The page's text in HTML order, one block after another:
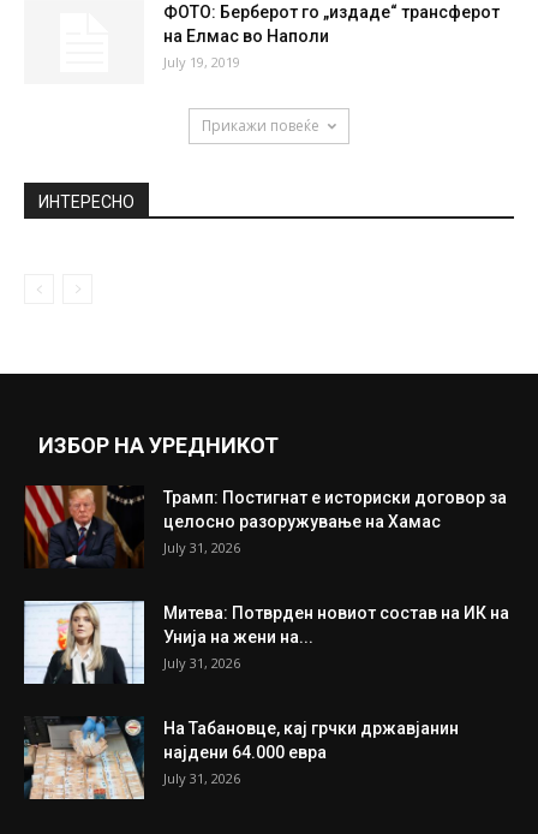
ФОТО: Берберот го „издаде“ трансферот
на Елмас во Наполи
July 19, 2019
Прикажи повеќе
ИНТЕРЕСНО
ИЗБОР НА УРЕДНИКОТ
Трамп: Постигнат е историски договор за
целосно разоружување на Хамас
July 31, 2026
Митева: Потврден новиот состав на ИК на
Унија на жени на...
July 31, 2026
На Табановце, кај грчки државјанин
најдени 64.000 евра
July 31, 2026